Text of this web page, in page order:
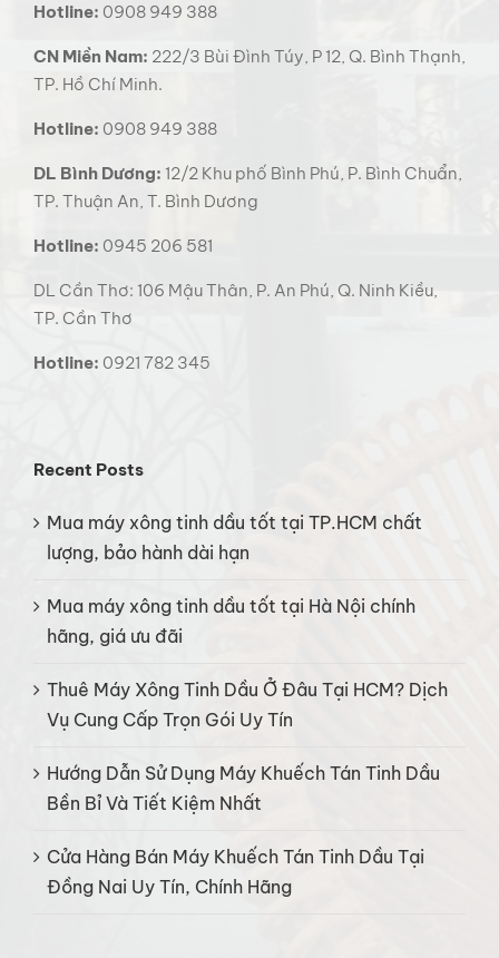
Hotline: 0908 949 388
CN Miền Nam: 222/3 Bùi Đình Túy, P 12, Q. Bình Thạnh,
TP. Hồ Chí Minh.
Hotline: 0908 949 388
DL Bình Dương: 12/2 Khu phố Bình Phú, P. Bình Chuẩn,
TP. Thuận An, T. Bình Dương
Hotline: 0945 206 581
DL Cần Thơ: 106 Mậu Thân, P. An Phú, Q. Ninh Kiều,
TP. Cần Thơ
Hotline: 0921 782 345
Recent Posts
Mua máy xông tinh dầu tốt tại TP.HCM chất
lượng, bảo hành dài hạn
Mua máy xông tinh dầu tốt tại Hà Nội chính
hãng, giá ưu đãi
Thuê Máy Xông Tinh Dầu Ở Đâu Tại HCM? Dịch
Vụ Cung Cấp Trọn Gói Uy Tín
Hướng Dẫn Sử Dụng Máy Khuếch Tán Tinh Dầu
Bền Bỉ Và Tiết Kiệm Nhất
Cửa Hàng Bán Máy Khuếch Tán Tinh Dầu Tại
Đồng Nai Uy Tín, Chính Hãng